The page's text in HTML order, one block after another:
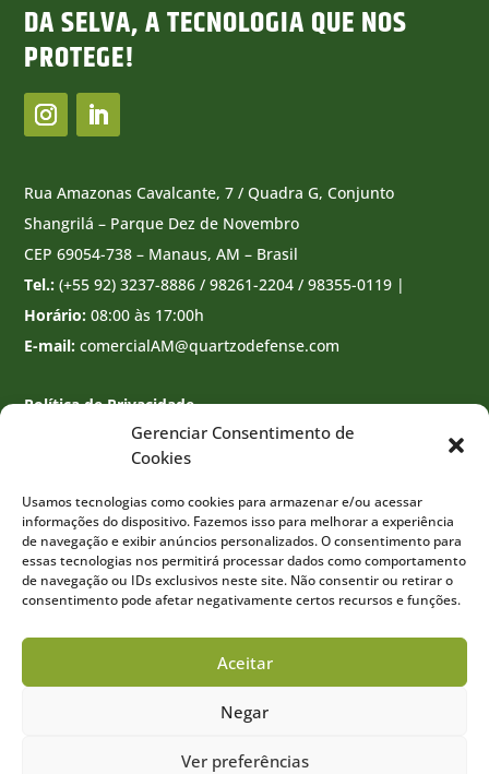
Gerenciar Consentimento de
Cookies
Usamos tecnologias como cookies para armazenar e/ou acessar
informações do dispositivo. Fazemos isso para melhorar a experiência
de navegação e exibir anúncios personalizados. O consentimento para
essas tecnologias nos permitirá processar dados como comportamento
de navegação ou IDs exclusivos neste site. Não consentir ou retirar o
consentimento pode afetar negativamente certos recursos e funções.
Aceitar
Negar
Ver preferências
DA SELVA, A TECNOLOGIA QUE NOS
PROTEGE!
Rua Amazonas Cavalcante, 7 / Quadra G, Conjunto
Shangrilá – Parque Dez de Novembro
CEP 69054-738 – Manaus, AM – Brasil
Tel.: (+55 92) 3237-8886 / 98261-2204 / 98355-0119 |
Horário: 08:00 às 17:00h
E-mail: comercialAM@quartzodefense.com
Política de Privacidade
Desenvolvido por